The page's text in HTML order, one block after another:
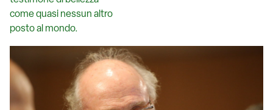
come quasi nessun altro
posto al mondo.